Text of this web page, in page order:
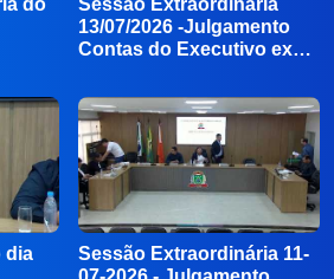
Sessão Extraordinária
Contas do Executivo ex…